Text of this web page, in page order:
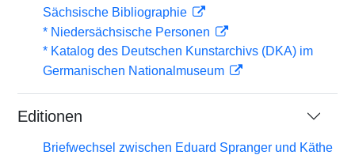
Sächsische Bibliographie
* Niedersächsische Personen
* Katalog des Deutschen Kunstarchivs (DKA) im
Germanischen Nationalmuseum
Editionen
Briefwechsel zwischen Eduard Spranger und Käthe